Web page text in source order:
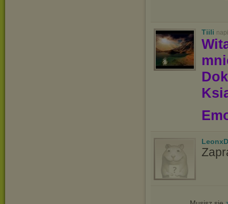
Tiili